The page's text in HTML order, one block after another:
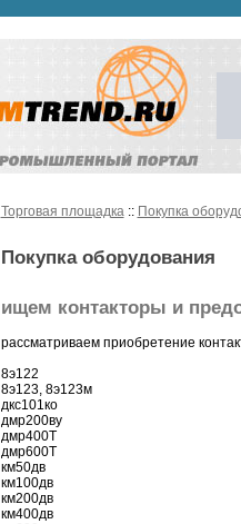
Торговая площадка:: Покупка
Покупка оборудования
ищем контакторы и
рассматриваем приобретение
8э122
8э123, 8э123м
дкс101ко
дмр200ву
дмр400Т
дмр600Т
км50дв
км100дв
км200дв
км400дв